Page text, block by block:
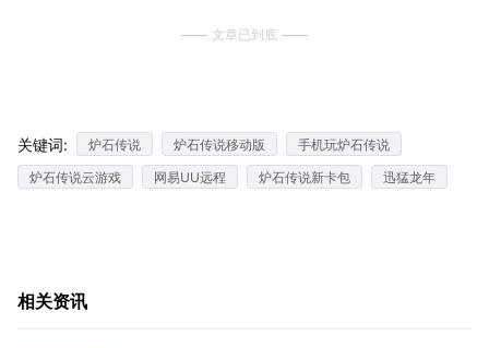
文章已到底
关键词: 炉石传说 炉石传说移动版
手机玩炉石传说
炉石传说云游戏
网易UU远程 炉石传说新卡包 迅猛龙年
相关资讯